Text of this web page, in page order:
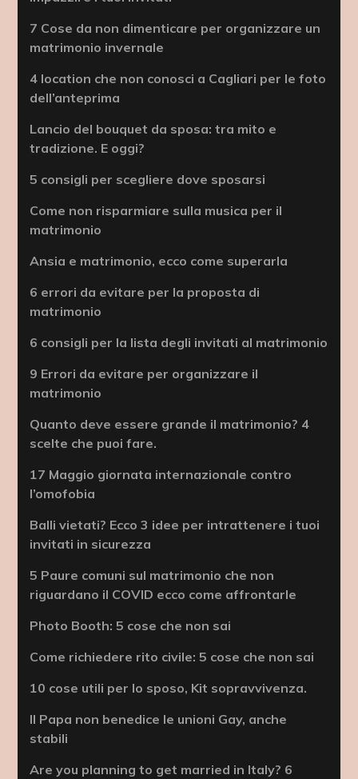
7 Cose da non dimenticare per organizzare un
matrimonio invernale
4 location che non conosci a Cagliari per le foto
dell’anteprima
Lancio del bouquet da sposa: tra mito e
tradizione. E oggi?
5 consigli per scegliere dove sposarsi
Come non risparmiare sulla musica per il
matrimonio
Ansia e matrimonio, ecco come superarla
6 errori da evitare per la proposta di
matrimonio
6 consigli per la lista degli invitati al matrimonio
9 Errori da evitare per organizzare il
matrimonio
Quanto deve essere grande il matrimonio? 4
scelte che puoi fare.
17 Maggio giornata internazionale contro
l’omofobia
Balli vietati? Ecco 3 idee per intrattenere i tuoi
invitati in sicurezza
5 Paure comuni sul matrimonio che non
riguardano il COVID ecco come affrontarle
Photo Booth: 5 cose che non sai
Come richiedere rito civile: 5 cose che non sai
10 cose utili per lo sposo, Kit sopravvivenza.
Il Papa non benedice le unioni Gay, anche
stabili
Are you planning to get married in Italy? 6